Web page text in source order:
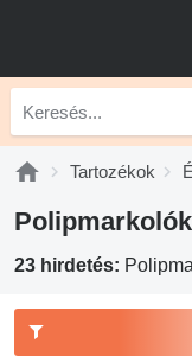
Tartozékok
23 hirdetés: